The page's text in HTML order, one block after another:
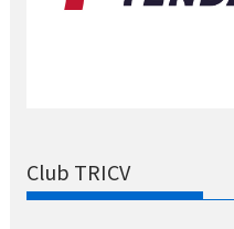
Club TRICV